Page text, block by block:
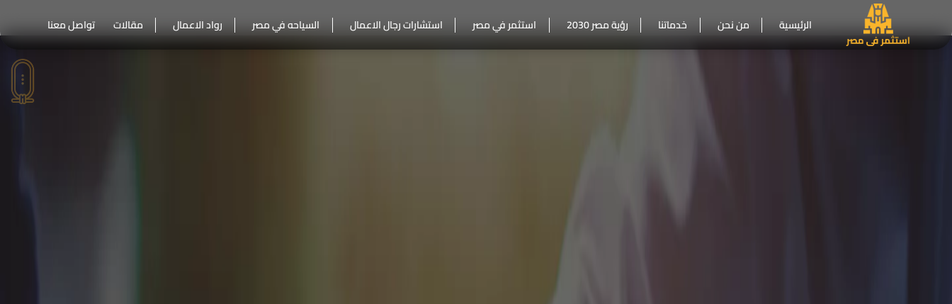
الرئيسية من نحن خدماتنا رؤية مصر 2030 استثمر في مصر استشارات رجال الاعمال السياحه في مصر رواد الاعمال مقالات تواصل معنا